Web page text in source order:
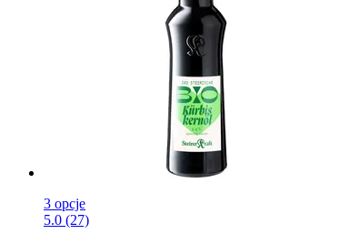
3 opcje
5.0 (27)